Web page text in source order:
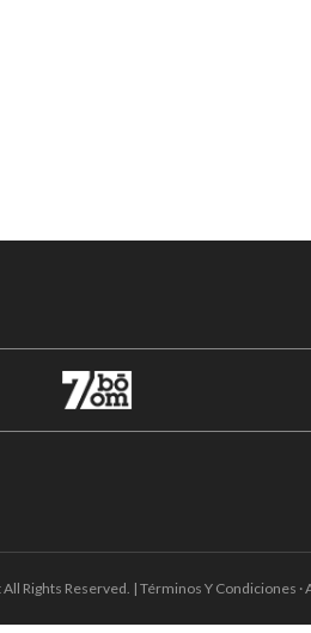
Rights Reserved. | Términos Y Condiciones ·